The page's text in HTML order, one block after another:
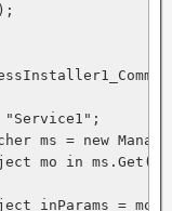
ms = new
mo in ms.Get())
inParams =